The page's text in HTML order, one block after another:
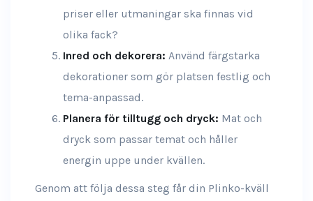
priser eller utmaningar ska finnas vid
olika fack?
Inred och dekorera: Använd färgstarka
dekorationer som gör platsen festlig och
tema-anpassad.
Planera för tilltugg och dryck: Mat och
dryck som passar temat och håller
energin uppe under kvällen.
Genom att följa dessa steg får din Plinko-kväll